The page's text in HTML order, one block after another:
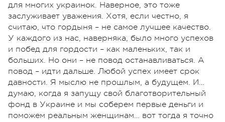
для многих украинок. Наверное, это тоже
заслуживает уважения. Хотя, если честно, я
считаю, что гордыня – не самое лучшее качество.
У каждого из нас, наверняка, было много успехов
и побед для гордости – как маленьких, так и
больших. Но они – не повод останавливаться. А
повод – идти дальше. Любой успех имеет срок
давности. Я мыслю не прошлым, а будущем. И…
думаю, когда я запущу свой благотворительный
фонд в Украине и мы соберем первые деньги и
поможем реальным женщинам… вот тогда я точно